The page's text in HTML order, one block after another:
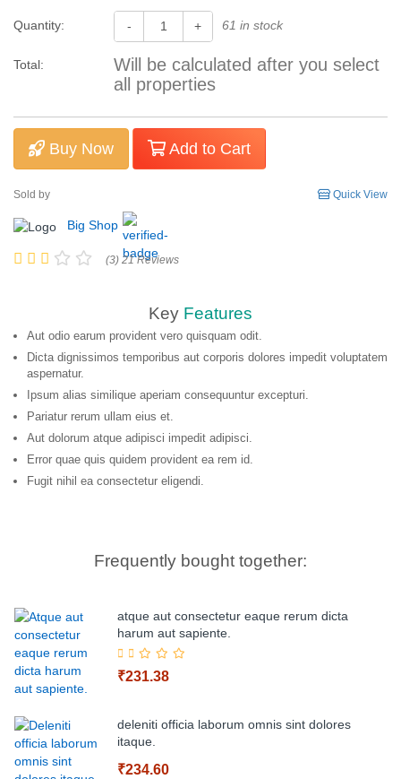
Quantity: - + 61 in stock
Total:
Will be calculated after you select
all properties
Buy Now Add to Cart
Sold by Quick View
Big Shop
(3) 21 Reviews
Key Features
Aut odio earum provident vero quisquam odit.
Dicta dignissimos temporibus aut corporis dolores impedit voluptatem
aspernatur.
Ipsum alias similique aperiam consequuntur excepturi.
Pariatur rerum ullam eius et.
Aut dolorum atque adipisci impedit adipisci.
Error quae quis quidem provident ea rem id.
Fugit nihil ea consectetur eligendi.
Frequently bought together:
atque aut consectetur eaque rerum dicta
harum aut sapiente.
₹231.38
deleniti officia laborum omnis sint dolores
itaque.
₹234.60